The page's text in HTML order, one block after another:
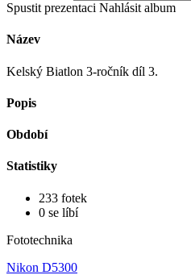
Spustit prezentaci Nahlásit album
Název
Kelský Biatlon 3-ročník díl 3.
Popis
Období
Statistiky
233 fotek
0 se líbí
Fototechnika
Nikon D5300